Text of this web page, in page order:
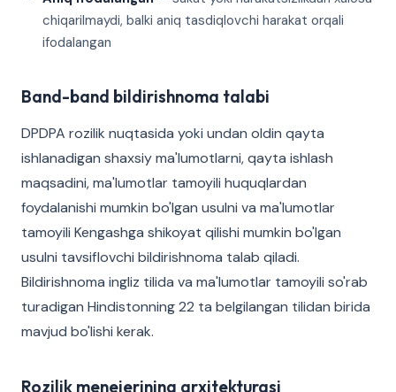
chiqarilmaydi, balki aniq tasdiqlovchi harakat orqali
ifodalangan
Band-band bildirishnoma talabi
DPDPA rozilik nuqtasida yoki undan oldin qayta
ishlanadigan shaxsiy ma'lumotlarni, qayta ishlash
maqsadini, ma'lumotlar tamoyili huquqlardan
foydalanishi mumkin bo'lgan usulni va ma'lumotlar
tamoyili Kengashga shikoyat qilishi mumkin bo'lgan
usulni tavsiflovchi bildirishnoma talab qiladi.
Bildirishnoma ingliz tilida va ma'lumotlar tamoyili so'rab
turadigan Hindistonning 22 ta belgilangan tilidan birida
mavjud bo'lishi kerak.
Rozilik menejerining arxitekturasi